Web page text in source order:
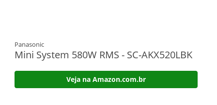
Panasonic
Mini System 580W RMS - SC-AKX520LBK
Veja na Amazon.com.br